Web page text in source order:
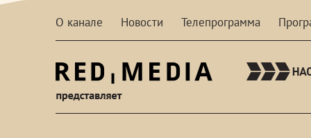
О канале Новости Телепрограмма